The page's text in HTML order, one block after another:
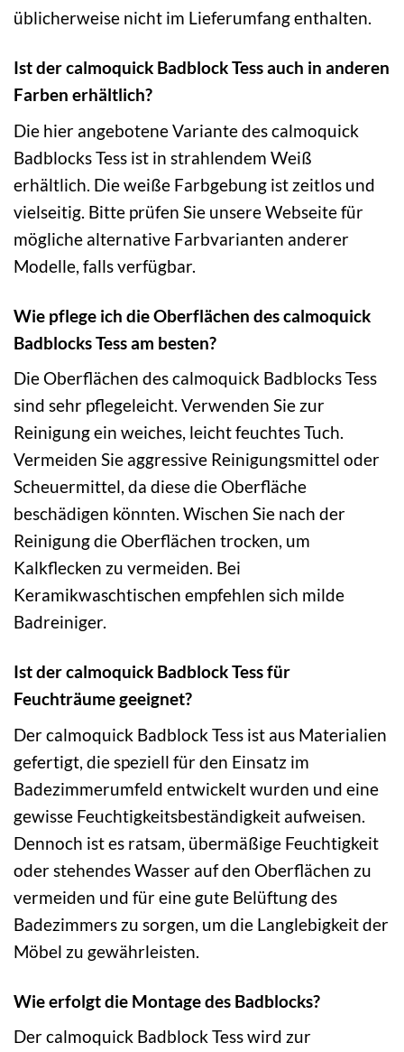
üblicherweise nicht im Lieferumfang enthalten.
Ist der calmoquick Badblock Tess auch in anderen
Farben erhältlich?
Die hier angebotene Variante des calmoquick
Badblocks Tess ist in strahlendem Weiß
erhältlich. Die weiße Farbgebung ist zeitlos und
vielseitig. Bitte prüfen Sie unsere Webseite für
mögliche alternative Farbvarianten anderer
Modelle, falls verfügbar.
Wie pflege ich die Oberflächen des calmoquick
Badblocks Tess am besten?
Die Oberflächen des calmoquick Badblocks Tess
sind sehr pflegeleicht. Verwenden Sie zur
Reinigung ein weiches, leicht feuchtes Tuch.
Vermeiden Sie aggressive Reinigungsmittel oder
Scheuermittel, da diese die Oberfläche
beschädigen könnten. Wischen Sie nach der
Reinigung die Oberflächen trocken, um
Kalkflecken zu vermeiden. Bei
Keramikwaschtischen empfehlen sich milde
Badreiniger.
Ist der calmoquick Badblock Tess für
Feuchträume geeignet?
Der calmoquick Badblock Tess ist aus Materialien
gefertigt, die speziell für den Einsatz im
Badezimmerumfeld entwickelt wurden und eine
gewisse Feuchtigkeitsbeständigkeit aufweisen.
Dennoch ist es ratsam, übermäßige Feuchtigkeit
oder stehendes Wasser auf den Oberflächen zu
vermeiden und für eine gute Belüftung des
Badezimmers zu sorgen, um die Langlebigkeit der
Möbel zu gewährleisten.
Wie erfolgt die Montage des Badblocks?
Der calmoquick Badblock Tess wird zur